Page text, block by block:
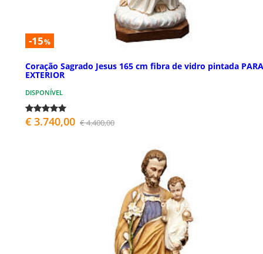
-15%
Coração Sagrado Jesus 165 cm fibra de vidro pintada PARA
EXTERIOR
DISPONÍVEL
€ 3.740,00 € 4.400,00